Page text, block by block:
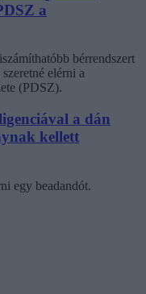
a
bérrendszert
elérni a
(PDSZ).
a dán
kellett
egy beadandót.